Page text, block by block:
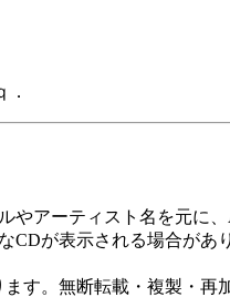
アーティスト名を元に
が表示される場合があ
す。無断転載・複製・再